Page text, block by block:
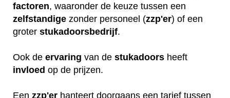
factoren, waaronder de keuze tussen een
zelfstandige zonder personeel (zzp'er) of een
groter stukadoorsbedrijf.
Ook de ervaring van de stukadoors heeft
invloed op de prijzen.
Een zzp'er hanteert doorgaans een tarief tussen